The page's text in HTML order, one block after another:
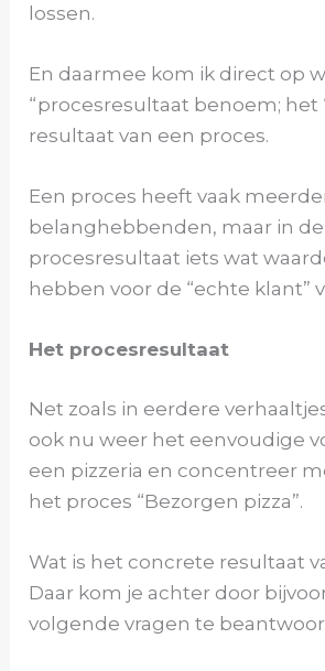
lossen.
En daarmee kom ik direct op
“procesresultaat benoem; het
resultaat van een proces.
Een proces heeft vaak
belanghebbenden, maar in
procesresultaat iets wat
hebben voor de “echte klant”
Het procesresultaat
Net zoals in eerdere
ook nu weer het eenvoudige
een pizzeria en concentreer
het proces “Bezorgen pizza”.
Wat is het concrete resultaat
Daar kom je achter door
volgende vragen te